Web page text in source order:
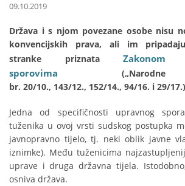
09.10.2019
Država i s njom povezane osobe nisu
konvencijskih prava, ali im
stranke priznata
sporovima („Narodne
br. 20/10., 143/12., 152/14., 94/16. i 29/
Jedna od specifičnosti upravnog
tuženika u ovoj vrsti sudskog postupka
javnopravno tijelo, tj. neki oblik javne
iznimke). Među tuženicima
uprave i druga državna tijela.
osniva država.